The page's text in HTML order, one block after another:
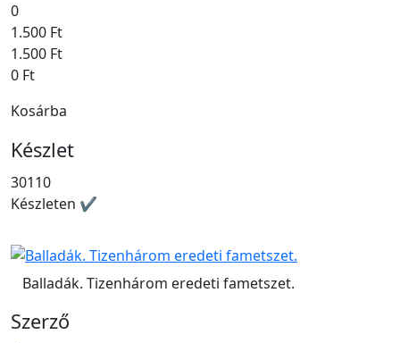
0
1.500 Ft
1.500 Ft
0 Ft
Kosárba
Készlet
30110
Készleten ✔
Balladák. Tizenhárom eredeti fametszet.
Szerző